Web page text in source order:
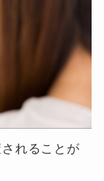
れることが